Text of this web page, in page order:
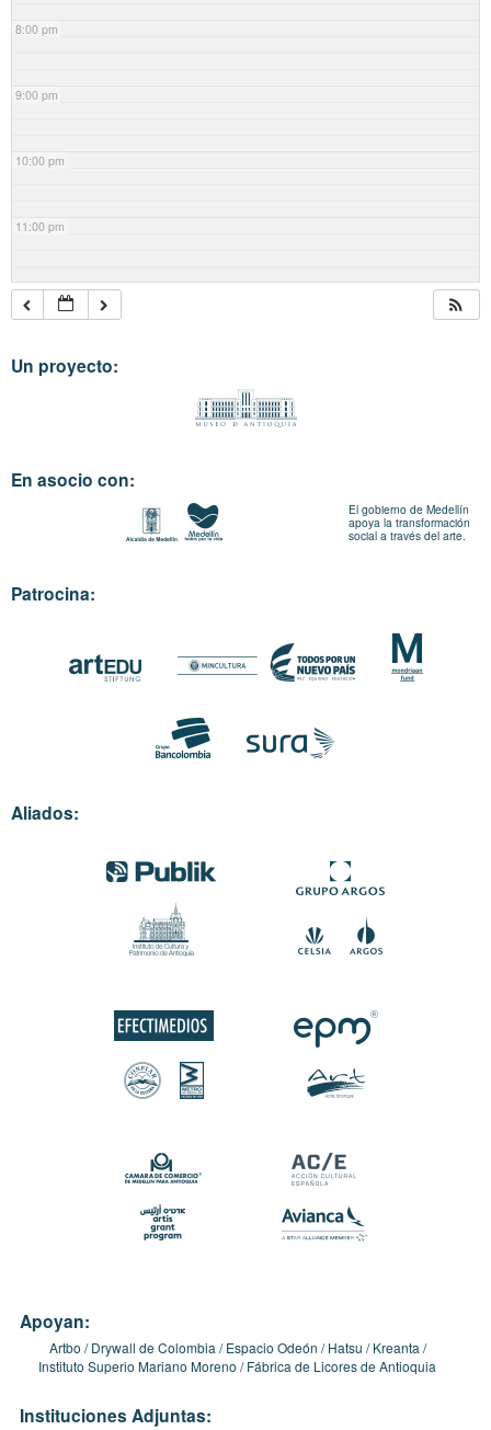
8:00 pm
9:00 pm
10:00 pm
11:00 pm
Un proyecto:
En asocio con:
El gobierno de Medellín
apoya la transformación
social a través del arte.
Patrocina:
Aliados:
Apoyan:
Artbo Drywall de Colombia Espacio Odeón Hatsu
Kreanta
Instituto Superio Mariano Moreno
Fábrica de Licores de Antioquia
Instituciones Adjuntas: